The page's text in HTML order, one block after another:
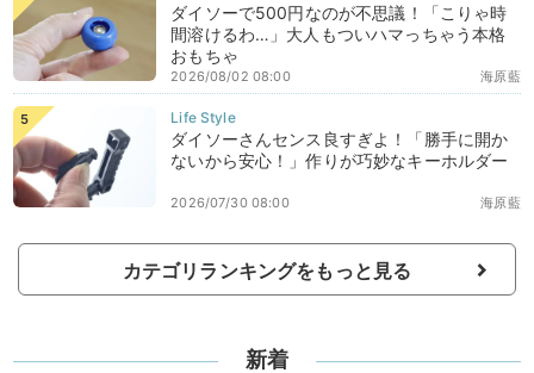
ダイソーで500円なのが不思議！「こりゃ時
間溶けるわ…」大人もついハマっちゃう本格
おもちゃ
海原藍
2026/08/02 08:00
ダイソーさんセンス良すぎよ！「勝手に開か
ないから安心！」作りが巧妙なキーホルダー
海原藍
2026/07/30 08:00
カテゴリランキングをもっと見る
新着